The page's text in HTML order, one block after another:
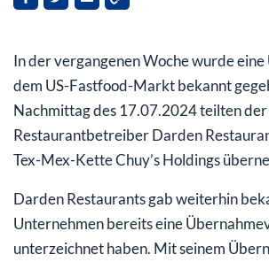
Fokus
So reagierte die Börse
So soll es weitergehen
In der vergangenen Woche wurde
dem US-Fastfood-Markt bekannt
Nachmittag des 17.07.2024 teilten der
Restaurantbetreiber Darden
Tex-Mex-Kette Chuy’s Holdings
Darden Restaurants gab weiterhin
Unternehmen bereits eine
unterzeichnet haben. Mit seinem